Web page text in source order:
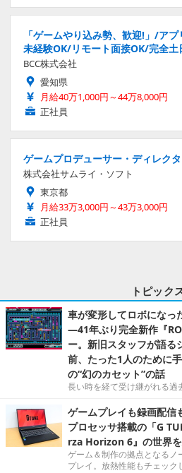
「ゲームやり込み勢、歓迎!」/ア
未経験OK/リモート面接OK/完全土
BCC株式会社
愛知県
月給40万1,000円～44万8,000円
正社員
ゲームプロデューサー・ディレク
株式会社サムライ・ソフト
東京都
月給33万3,000円～43万3,000円
正社員
トピック
車が変形してロボになっ
―41年ぶり完全新作『
ー。新旧スタッフが語る
前、たった1人のために
の“幻のカセット”の話
長い時を経て受け継がれる過
ゲームプレイも録画配
プロセッサ搭載の「G
rza Horizon 6』の世界
ゲーム＆制作の拠点となるノ
プレイ。放熱性能もチェック